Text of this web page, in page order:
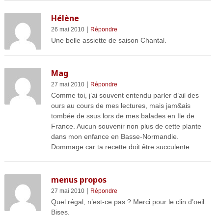
Hélène
26 mai 2010| Répondre
Une belle assiette de saison Chantal.
Mag
27 mai 2010| Répondre
Comme toi, j’ai souvent entendu parler d’ail des
ours au cours de mes lectures, mais jam&ais
tombée de ssus lors de mes balades en Ile de
France. Aucun souvenir non plus de cette plante
dans mon enfance en Basse-Normandie.
Dommage car ta recette doit être succulente.
menus propos
27 mai 2010| Répondre
Quel régal, n’est-ce pas ? Merci pour le clin d’oeil.
Bises.